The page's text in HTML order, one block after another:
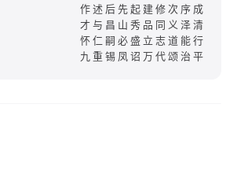
作述后先起建修次序成
才与昌山秀品同义泽清
怀仁嗣必盛立志道能行
九重锡凤诏万代颂治平